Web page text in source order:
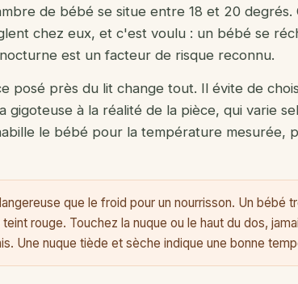
de bébé se situe entre 18 et 20 degrés.
chez eux, et c'est voulu : un bébé se
est un facteur de risque reconnu.
posé près du lit change tout. Il évite de
à la réalité de la pièce, qui varie
le bébé pour la température mesurée,
que le froid pour un nourrisson. Un bébé
rouge. Touchez la nuque ou le haut du dos,
Une nuque tiède et sèche indique une bonne